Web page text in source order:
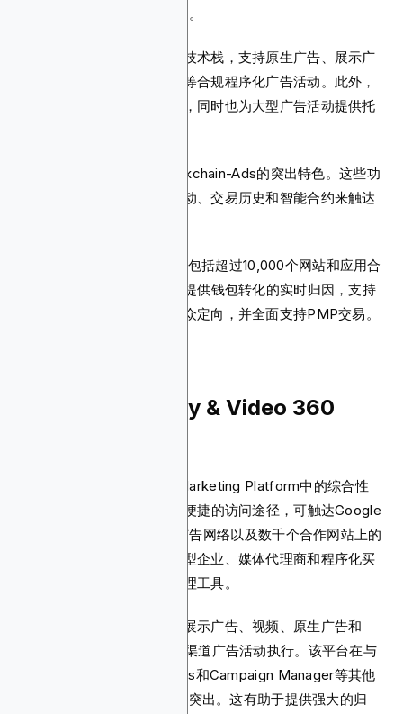
Google等主流广告平台屏蔽。
该平台拥有独特的媒体采购技术栈，支持原生广告、展示广
告、智能视频和应用内广告等合规程序化广告活动。此外，
它为媒体买家提供自助服务，同时也为大型广告活动提供托
链上行为和钱包定向是Blockchain-Ads的突出特色。这些功
能使广告主能够根据钱包活动、交易历史和智能合约来触达
Blockchain-Ads的广告资源包括超过10,000个网站和应用合
作伙伴的广告位。该DSP还提供钱包转化的实时归因，支持
基于像素的重定向、情境受众定向，并全面支持PMP交易。
2. Google Display & Video 360
Google DV360是Google Marketing Platform中的综合性
DSP平台。它为广告主提供便捷的访问途径，可触达Google
在YouTube、Google展示广告网络以及数千个合作网站上的
庞大资源。该平台适合为大型企业、媒体代理商和程序化买
家提供端到端的广告活动管理工具。
它支持多种广告格式，包括展示广告、视频、原生广告和
CTV，从而实现更优质的全渠道广告活动执行。该平台在与
Google Advanced Analytics和Campaign Manager等其他
Google工具的集成方面表现突出。这有助于提供强大的归